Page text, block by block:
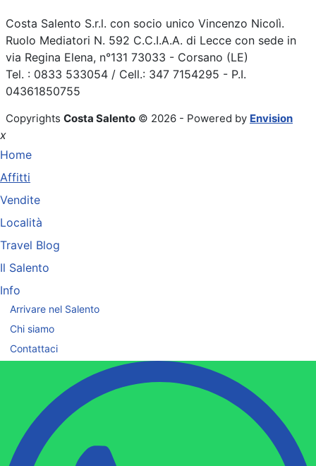
Costa Salento S.r.l. con socio unico Vincenzo Nicolì.
Ruolo Mediatori N. 592 C.C.I.A.A. di Lecce con sede in
via Regina Elena, n°131 73033 - Corsano (LE)
Tel. : 0833 533054 / Cell.: 347 7154295 - P.I.
04361850755
Copyrights Costa Salento © 2026 - Powered by Envision
x
Home
Affitti
Vendite
Località
Travel Blog
Il Salento
Info
Arrivare nel Salento
Chi siamo
Contattaci